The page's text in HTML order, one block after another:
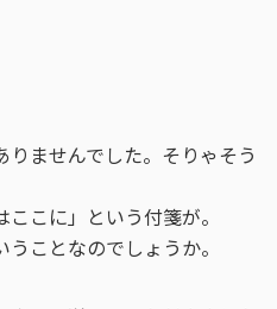
ませんでした。そりゃそう
こに」という付箋が。
うことなのでしょうか。